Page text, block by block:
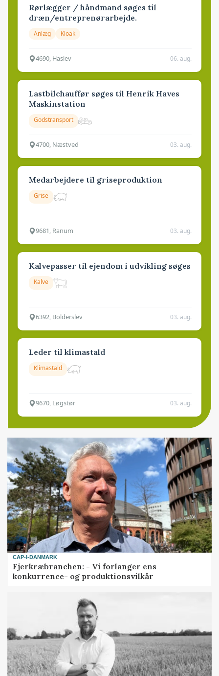
Rørlægger / håndmand søges til
dræn/entreprenørarbejde.
Anlæg Kloak
4690, Haslev 06. aug.
Lastbilchauffør søges til Henrik Haves
Maskinstation
Godstransport
4700, Næstved 03. aug.
Medarbejdere til griseproduktion
Grise
9681, Ranum 03. aug.
Kalvepasser til ejendom i udvikling søges
Kalve
6392, Bolderslev 03. aug.
Leder til klimastald
Klimastald
9670, Løgstør 03. aug.
CAP-I-DANMARK
Fjerkræbranchen: - Vi forlanger ens
konkurrence- og produktionsvilkår